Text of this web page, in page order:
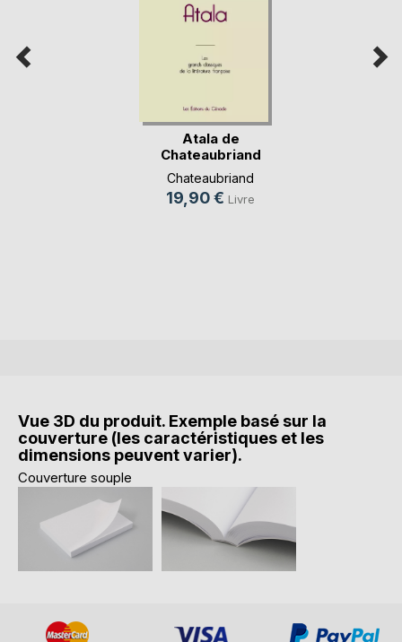
Atala de
Chateaubriand
(édition gr(...)
Chateaubriand
19,90 € Livre
Vue 3D du produit. Exemple basé sur la
couverture (les caractéristiques et les
dimensions peuvent varier).
Couverture souple